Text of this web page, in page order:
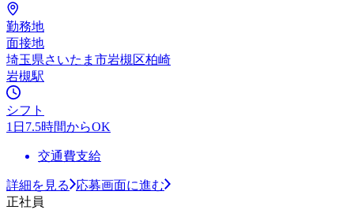
勤務地
面接地
埼玉県さいたま市岩槻区柏崎
岩槻駅
シフト
1日7.5時間からOK
交通費支給
詳細を見る
応募画面に進む
正社員